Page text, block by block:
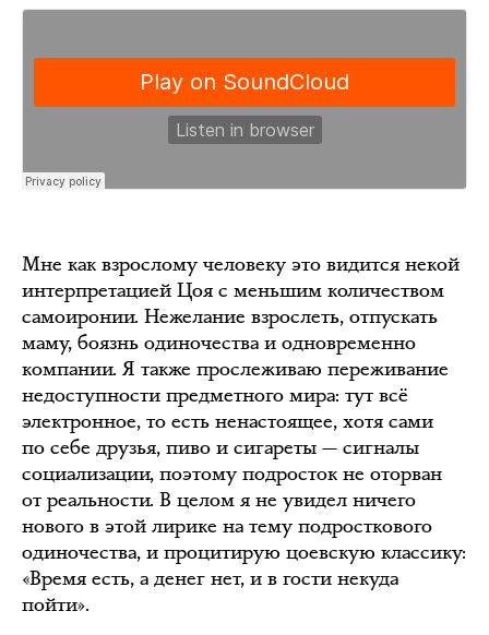
Мне как взрослому человеку это видится некой
интерпретацией Цоя с меньшим количеством
самоиронии. Нежелание взрослеть, отпускать
маму, боязнь одиночества и одновременно
компании. Я также прослеживаю переживание
недоступности предметного мира: тут всё
электронное, то есть ненастоящее, хотя сами
по себе друзья, пиво и сигареты — сигналы
социализации, поэтому подросток не оторван
от реальности. В целом я не увидел ничего
нового в этой лирике на тему подросткового
одиночества, и процитирую цоевскую классику:
«Время есть, а денег нет, и в гости некуда
пойти».